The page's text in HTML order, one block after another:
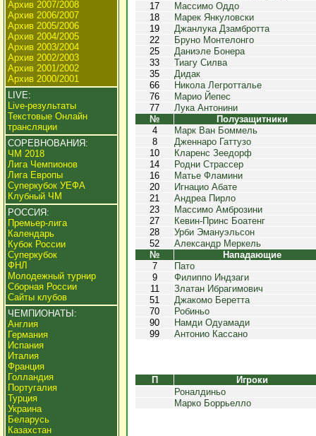
Архив 2007/2008
Архив 2006/2007
Архив 2005/2006
Архив 2004/2005
Архив 2003/2004
Архив 2002/2003
Архив 2001/2002
Архив 2000/2001
LIVE:
Live-результаты
Текстовые Онлайн
трансляции
СОРЕВНОВАНИЯ:
ЧМ 2018
Лига Чемпионов
Лига Европы
Суперкубок УЕФА
Клубный ЧМ
РОССИЯ:
Премьер-лига
Календарь
Кубок России
Суперкубок
ФНЛ
Молодежный турнир
Сборная России
Сайты клубов
ЧЕМПИОНАТЫ:
Англия
Германия
Испания
Италия
Франция
Голландия
Португалия
Турция
Украина
Беларусь
Казахстан
17
Массимо Оддо
18
Марек Янкуловски
19
Джанлука Дзамбротта
22
Бруно Монтелонго
25
Даниэле Бонера
33
Тиагу Силва
35
Дидак
66
Никола Легротталье
76
Марио Йепес
77
Лука Антонини
№
Полузащитники
4
Марк Ван Боммель
8
Дженнаро Гаттузо
10
Кларенс Зеедорф
14
Родни Страссер
16
Матье Фламини
20
Игнацио Абате
21
Андреа Пирло
23
Массимо Амброзини
27
Кевин-Принс Боатенг
28
Урби Эмануэльсон
52
Александр Меркель
№
Нападающие
7
Пато
9
Филиппо Индзаги
11
Златан Ибрагимович
51
Джакомо Беретта
70
Робиньо
90
Намди Одуамади
99
Антонио Кассано
П
Игроки
Роналдиньо
Марко Боррьелло